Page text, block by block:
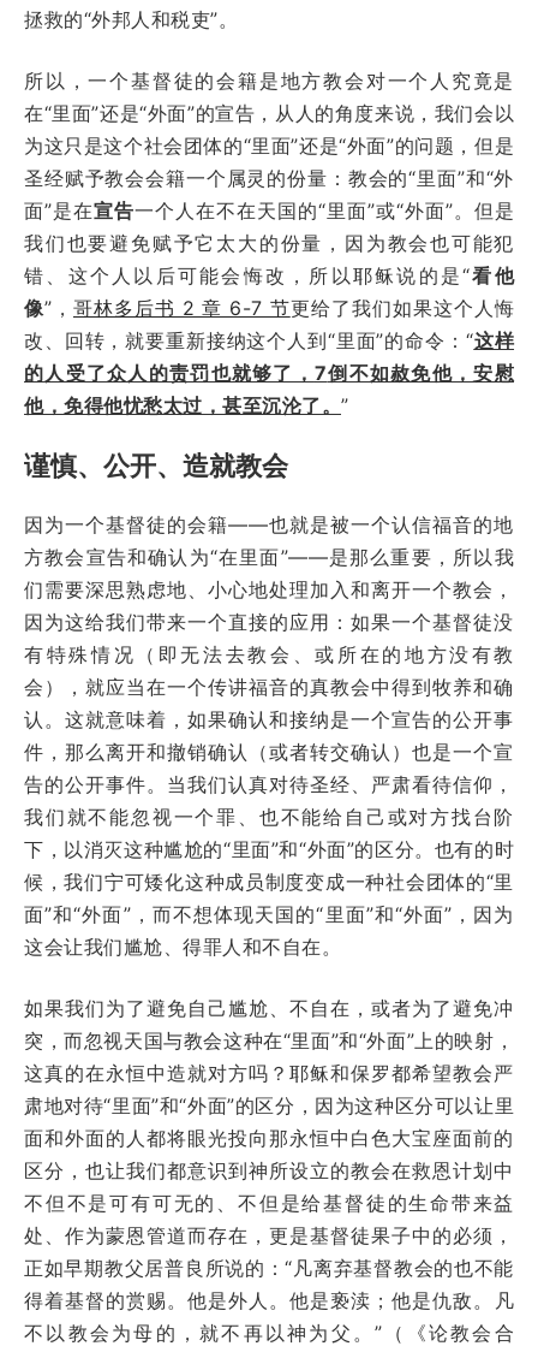
拯救的“外邦人和税吏”。
所以，一个基督徒的会籍是地方教会对一个人究竟是
在“里面”还是“外面”的宣告，从人的角度来说，我们会以
为这只是这个社会团体的“里面”还是“外面”的问题，但是
圣经赋予教会会籍一个属灵的份量：教会的“里面”和“外
面”是在宣告一个人在不在天国的“里面”或“外面”。但是
我们也要避免赋予它太大的份量，因为教会也可能犯
错、这个人以后可能会悔改，所以耶稣说的是“看他
像”， 哥林多后书 2 章 6-7 节更给了我们如果这个人悔
改、回转，就要重新接纳这个人到“里面”的命令：“这样
的人受了众人的责罚也就够了， 7倒不如赦免他，安慰
他，免得他忧愁太过，甚至沉沦了。 ”
谨慎、公开、造就教会
因为一个基督徒的会籍——也就是被一个认信福音的地
方教会宣告和确认为“在里面”——是那么重要，所以我
们需要深思熟虑地、小心地处理加入和离开一个教会，
因为这给我们带来一个直接的应用：如果一个基督徒没
有特殊情况（即无法去教会、或所在的地方没有教
会），就应当在一个传讲福音的真教会中得到牧养和确
认。这就意味着，如果确认和接纳是一个宣告的公开事
件，那么离开和撤销确认（或者转交确认）也是一个宣
告的公开事件。当我们认真对待圣经、严肃看待信仰，
我们就不能忽视一个罪、也不能给自己或对方找台阶
下，以消灭这种尴尬的“里面”和“外面”的区分。也有的时
候，我们宁可矮化这种成员制度变成一种社会团体的“里
面”和“外面”，而不想体现天国的“里面”和“外面”，因为
这会让我们尴尬、得罪人和不自在。
如果我们为了避免自己尴尬、不自在，或者为了避免冲
突，而忽视天国与教会这种在“里面”和“外面”上的映射，
这真的在永恒中造就对方吗？耶稣和保罗都希望教会严
肃地对待“里面”和“外面”的区分，因为这种区分可以让里
面和外面的人都将眼光投向那永恒中白色大宝座面前的
区分，也让我们都意识到神所设立的教会在救恩计划中
不但不是可有可无的、不但是给基督徒的生命带来益
处、作为蒙恩管道而存在，更是基督徒果子中的必须，
正如早期教父居普良所说的：“凡离弃基督教会的也不能
得着基督的赏赐。他是外人。他是亵渎；他是仇敌。凡
不以教会为母的，就不再以神为父。”（《论教会合